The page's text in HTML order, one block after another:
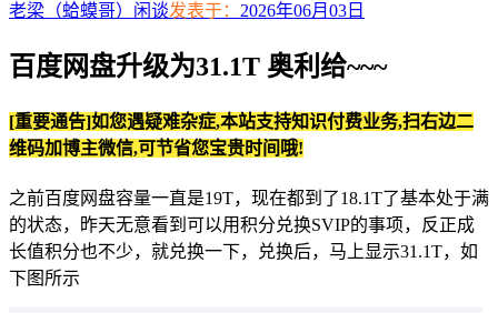
老梁（蛤蟆哥） 闲谈发表于： 2026年06月03日
百度网盘升级为31.1T 奥利给~~~
[重要通告]如您遇疑难杂症,本站支持知识付费业务,扫右边二
维码加博主微信,可节省您宝贵时间哦!
之前百度网盘容量一直是19T，现在都到了18.1T了基本处于满
的状态，昨天无意看到可以用积分兑换SVIP的事项，反正成
长值积分也不少，就兑换一下，兑换后，马上显示31.1T，如
下图所示